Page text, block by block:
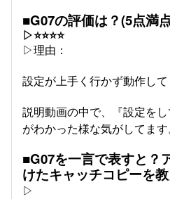
■G07の評価は？(5点満
▷⭐⭐⭐⭐
▷理由：
設定が上手く行かず動作し
説明動画の中で、『設定を
がわかった様な気がしてま
■G07を一言で表すと？
けたキャッチコピーを
▷